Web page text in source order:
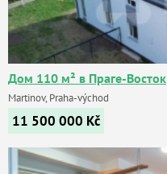
Дом 110 м² в Праге-Восток
Martinov, Praha-východ
11 500 000 Kč